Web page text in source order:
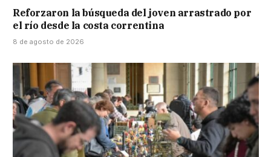
Reforzaron la búsqueda del joven arrastrado por
el río desde la costa correntina
8 de agosto de 2026